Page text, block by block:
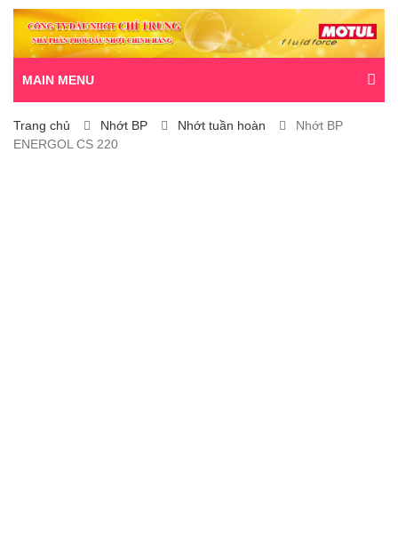
MAIN MENU
Trang chủ Nhớt BP Nhớt tuần hoàn
Nhớt BP
ENERGOL CS 220